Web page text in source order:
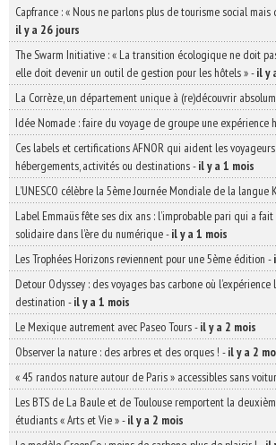
Capfrance : « Nous ne parlons plus de tourisme social
il y a 26 jours
The Swarm Initiative : « La transition écologique ne doit
elle doit devenir un outil de gestion pour les hôtels »-il y
La Corrèze, un département unique à (re)découvrir
Idée Nomade : faire du voyage de groupe une expérience
Ces labels et certifications AFNOR qui aident les
hébergements, activités ou destinations-il y a 1 mois
L’UNESCO célèbre la 5ème Journée Mondiale de la langue
Label Emmaüs fête ses dix ans : l’improbable pari qui a fait
solidaire dans l’ère du numérique-il y a 1 mois
Les Trophées Horizons reviennent pour une 5ème édition -
Detour Odyssey : des voyages bas carbone où l’expérience
destination -il y a 1 mois
Le Mexique autrement avec Paseo Tours-il y a 2 mois
Observer la nature : des arbres et des orques ! -il y a 2
« 45 randos nature autour de Paris » accessibles sans
Les BTS de La Baule et de Toulouse remportent la
étudiants « Arts et Vie »-il y a 2 mois